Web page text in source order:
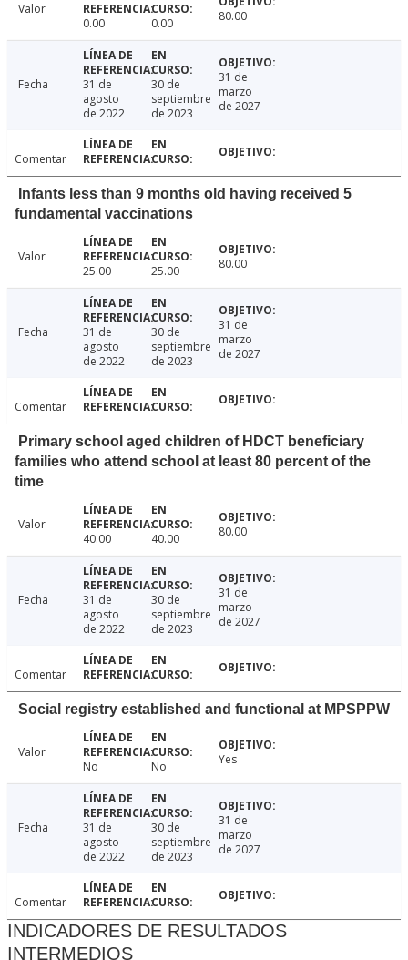
Valor
0.00
0.00 80.00
Fecha
31 de
agosto
de 2022
30 de
septiembre
de 2023
31 de
marzo
de 2027
Comentar
Infants less than 9 months old having received 5
fundamental vaccinations
Valor
25.00
25.00 80.00
Fecha
31 de
agosto
de 2022
30 de
septiembre
de 2023
31 de
marzo
de 2027
Comentar
Primary school aged children of HDCT beneficiary
families who attend school at least 80 percent of the
time
Valor
40.00
40.00 80.00
Fecha
31 de
agosto
de 2022
30 de
septiembre
de 2023
31 de
marzo
de 2027
Comentar
Social registry established and functional at MPSPPW
Valor
No
No Yes
Fecha
31 de
agosto
de 2022
30 de
septiembre
de 2023
31 de
marzo
de 2027
Comentar
INDICADORES DE RESULTADOS
INTERMEDIOS